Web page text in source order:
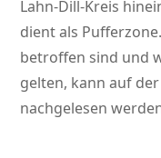
Lahn-Dill-Kreis
dient als
betroffen sind und
gelten, kann auf
nachgelesen